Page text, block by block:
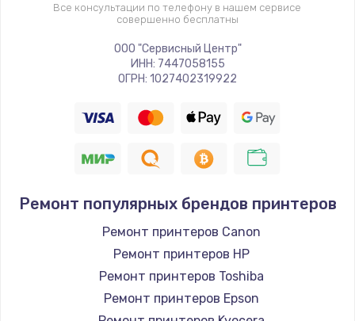
Все консультации по телефону в нашем сервисе
совершенно бесплатны
ООО "Сервисный Центр"
ИНН: 7447058155
ОГРН: 1027402319922
Ремонт популярных брендов принтеров
Ремонт принтеров Canon
Ремонт принтеров HP
Ремонт принтеров Toshiba
Ремонт принтеров Epson